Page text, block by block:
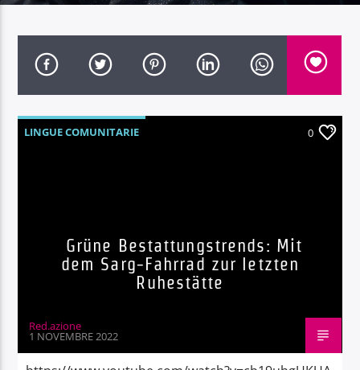
Radio Dolomiti
LINGUE COMUNITARIE 0
Grüne Bestattungstrends: Mit
dem Sarg-Fahrrad zur letzten
Ruhestätte
Red.azione
1 NOVEMBRE 2022